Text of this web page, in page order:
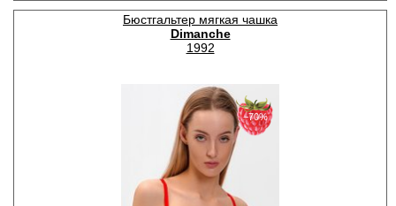
Спандекс 14%
Бюстгальтер мягкая чашка
Dimanche
1992
−70%